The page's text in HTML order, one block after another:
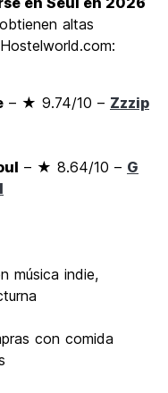
altas
– ★ 9.74/10 – Zzzip
– ★ 8.64/10 – G
música indie,
con comida